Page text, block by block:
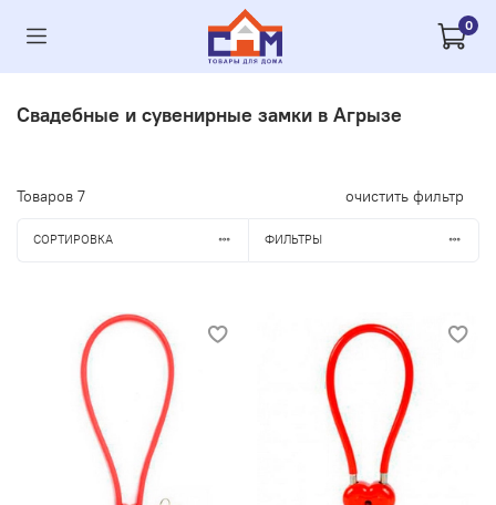
0
Свадебные и сувенирные замки в Агрызе
Товаров 7 очистить фильтр
СОРТИРОВКА ФИЛЬТРЫ